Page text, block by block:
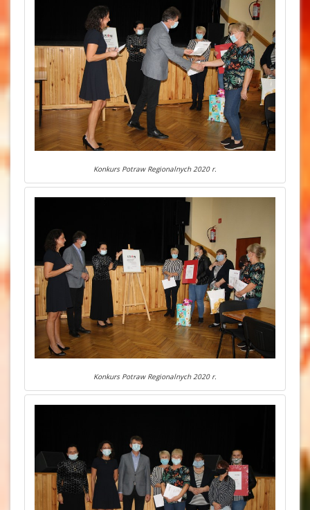
Konkurs Potraw Regionalnych 2020 r.
Konkurs Potraw Regionalnych 2020 r.